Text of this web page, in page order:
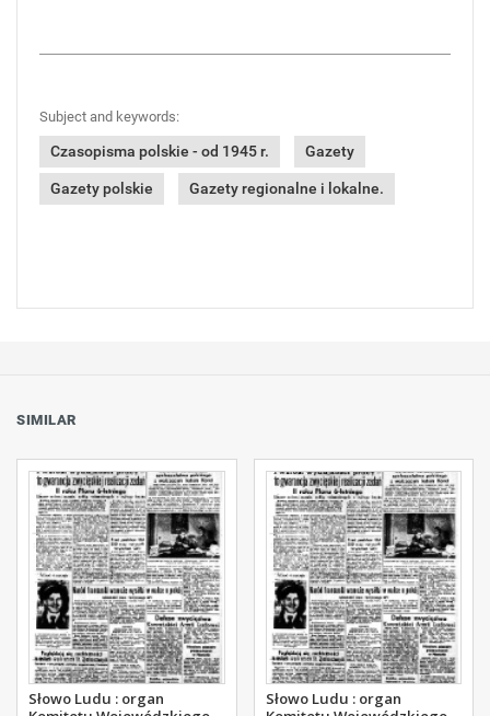
Subject and keywords:
Czasopisma polskie - od 1945 r. Gazety
Gazety polskie Gazety regionalne i lokalne.
SIMILAR
Słowo Ludu : organ
Słowo Ludu : organ